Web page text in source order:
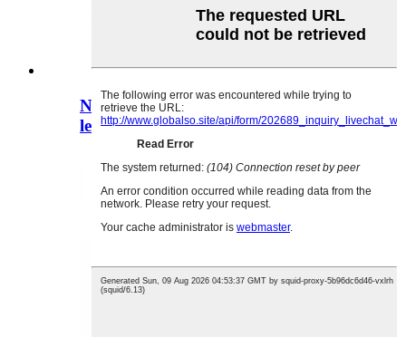
Ntuj loj loj lub xub pwg pluaj cov
leeg qauv